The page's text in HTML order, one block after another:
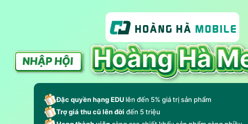
Đặc quyền hạng EDU lên đến 5% giá trị sản phẩm
Trợ giá thu cũ lên đời đến 5 triệu